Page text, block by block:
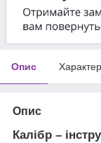
Опис
Опис
Калібр –